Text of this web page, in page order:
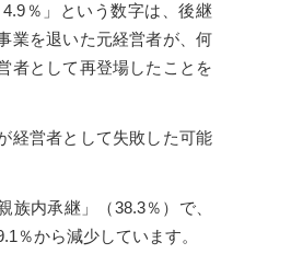
％」という数字は、後継
業を退いた元経営者が、何
者として再登場したことを
経営者として失敗した可能
族内承継」（38.3％）で、
％から減少しています。